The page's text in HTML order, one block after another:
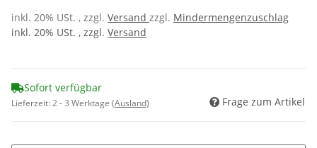
inkl. 20% USt. , zzgl. Versand zzgl. Mindermengenzuschlag
inkl. 20% USt. , zzgl. Versand
Sofort verfügbar
Lieferzeit:2 - 3 Werktage (Ausland) Frage zum Artikel